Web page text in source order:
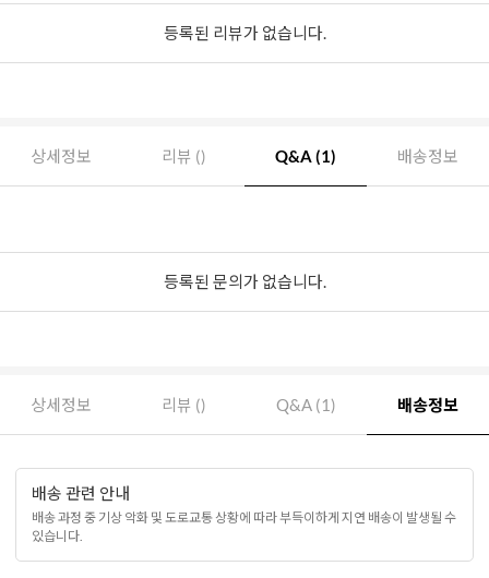
등록된 리뷰가 없습니다.
상세정보 리뷰 () Q&A (1) 배송정보
등록된 문의가 없습니다.
상세정보 리뷰 () Q&A (1) 배송정보
배송 관련 안내
배송 과정 중 기상 악화 및 도로교통 상황에 따라 부득이하게 지연 배송이 발생될 수
있습니다.